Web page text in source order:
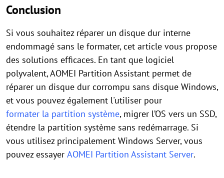
Conclusion
Si vous souhaitez réparer un disque dur interne
endommagé sans le formater, cet article vous propose
des solutions efficaces. En tant que logiciel
polyvalent, AOMEI Partition Assistant permet de
réparer un disque dur corrompu sans disque Windows,
et vous pouvez également l'utiliser pour
formater la partition système, migrer l’OS vers un SSD,
étendre la partition système sans redémarrage. Si
vous utilisez principalement Windows Server, vous
pouvez essayer AOMEI Partition Assistant Server.